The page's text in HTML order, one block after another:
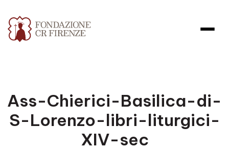
Ass-Chierici-Basilica-di-
S-Lorenzo-libri-liturgici-
XIV-sec